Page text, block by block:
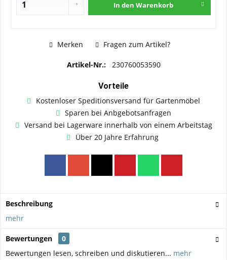
In den Warenkorb
Merken Fragen zum Artikel?
Artikel-Nr.: 230760053590
Vorteile
Kostenloser Speditionsversand für Gartenmöbel
Sparen bei Anbgebotsanfragen
Versand bei Lagerware innerhalb von einem Arbeitstag
Über 20 Jahre Erfahrung
Beschreibung
mehr
Bewertungen
0
Bewertungen lesen, schreiben und diskutieren... mehr